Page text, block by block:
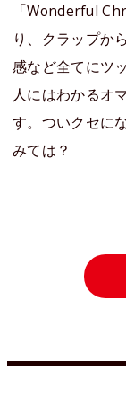
「Wonderful
り、クラップか
感など全てにツ
人にはわかるオ
す。ついクセに
みては？